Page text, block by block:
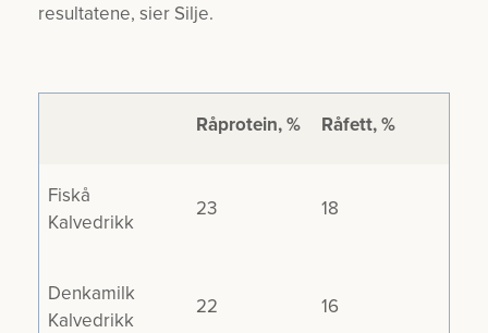
resultatene, sier Silje.
Råprotein, % Råfett, %
Fiskå
Kalvedrikk
23 18
Denkamilk
Kalvedrikk
22 16